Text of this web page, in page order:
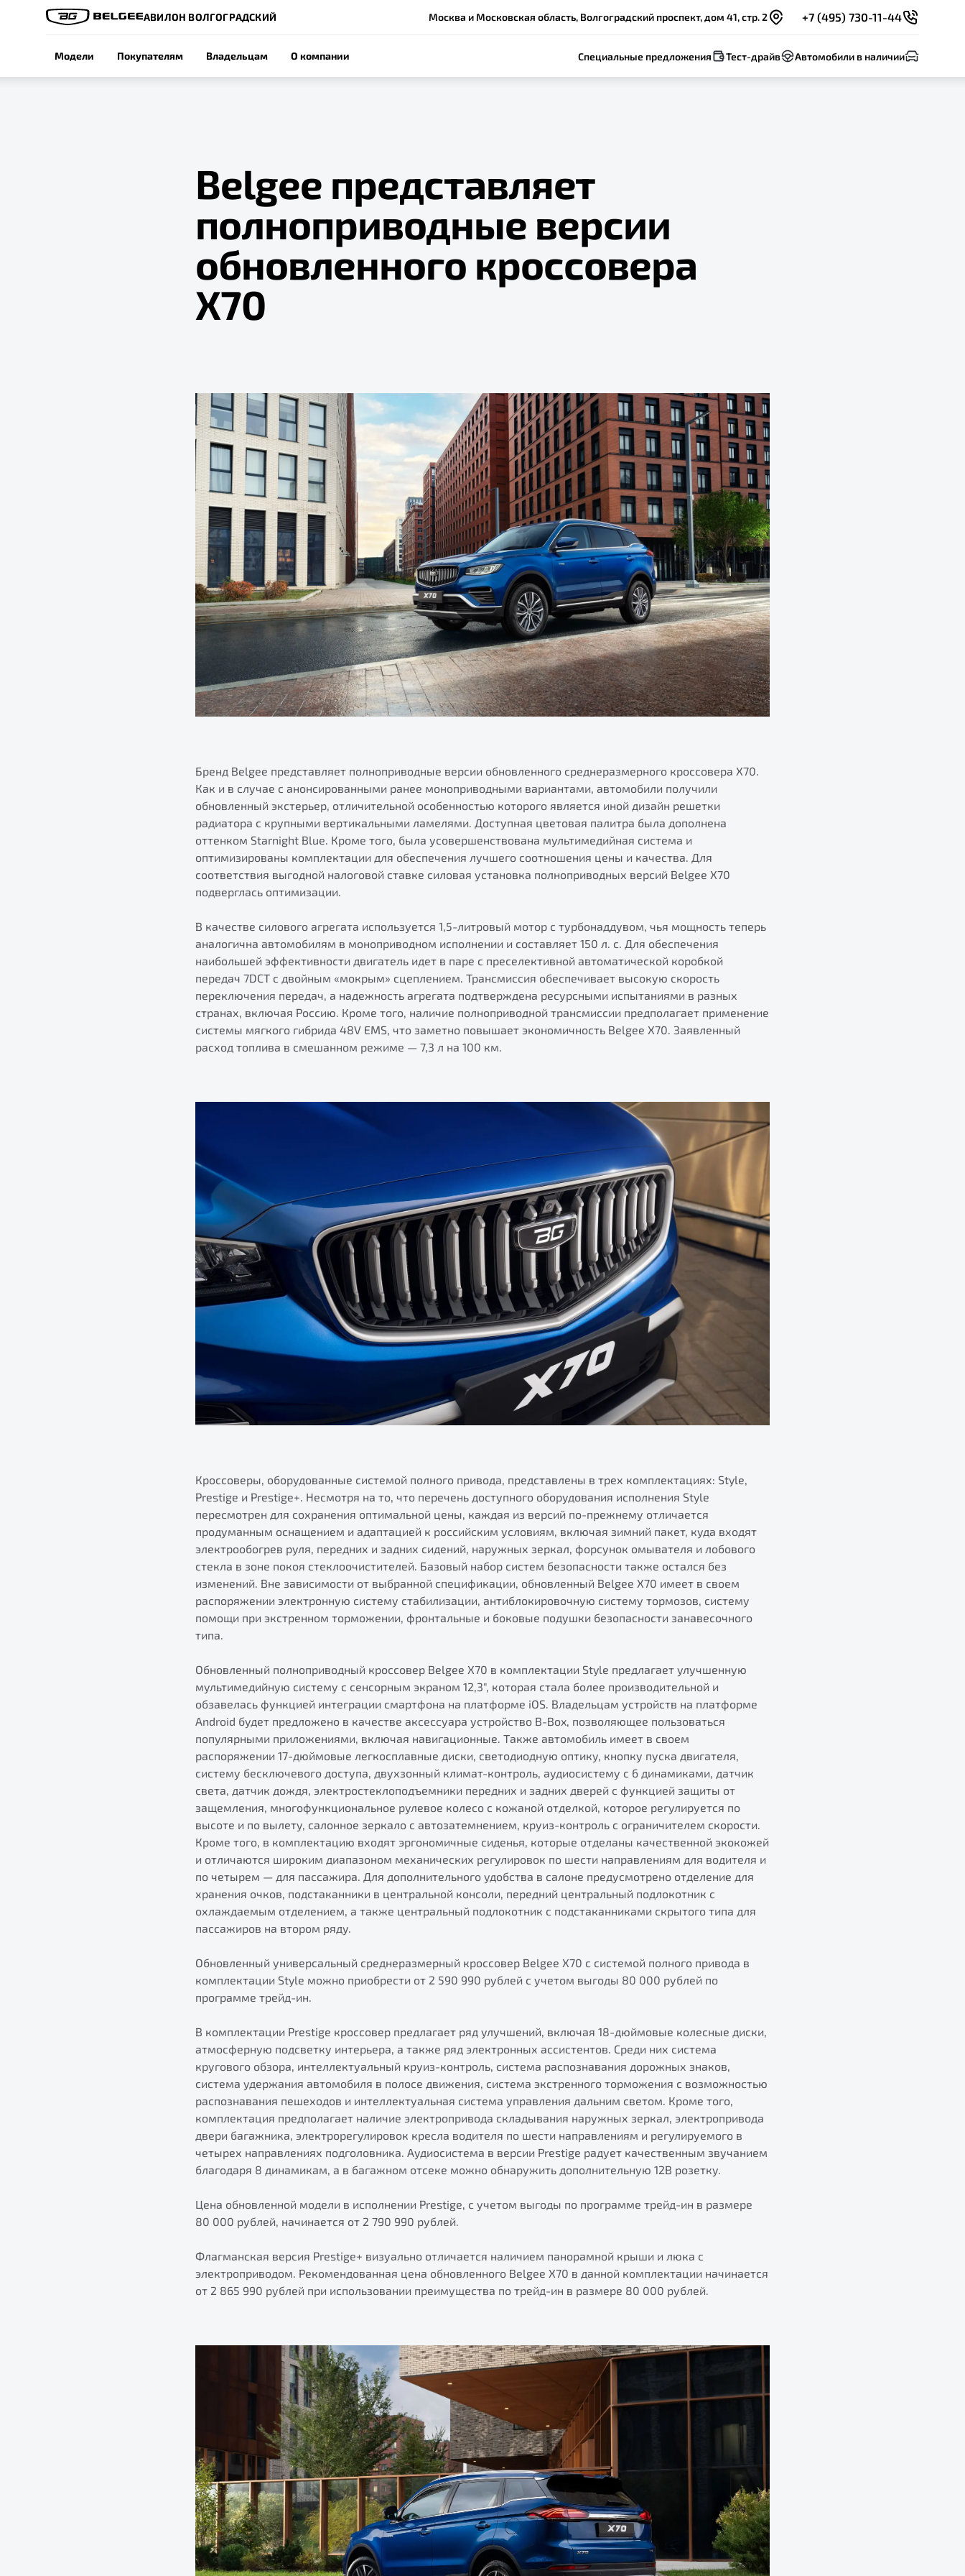
АВИЛОН ВОЛГОГРАДСКИЙ Москва и Московская область, Волгоградский проспект, дом 41, стр. 2 +7 (495) 730-11-44
Модели Покупателям Владельцам О компании Специальные предложения Тест-драйв Автомобили в наличии
Belgee представляет
полноприводные версии
обновленного кроссовера
X70
Бренд Belgee представляет полноприводные версии обновленного среднеразмерного кроссовера X70.
Как и в случае с анонсированными ранее моноприводными вариантами, автомобили получили
обновленный экстерьер, отличительной особенностью которого является иной дизайн решетки
радиатора с крупными вертикальными ламелями. Доступная цветовая палитра была дополнена
оттенком Starnight Blue. Кроме того, была усовершенствована мультимедийная система и
оптимизированы комплектации для обеспечения лучшего соотношения цены и качества. Для
соответствия выгодной налоговой ставке силовая установка полноприводных версий Belgee X70
подверглась оптимизации.
В качестве силового агрегата используется 1,5-литровый мотор с турбонаддувом, чья мощность теперь
аналогична автомобилям в моноприводном исполнении и составляет 150 л. с. Для обеспечения
наибольшей эффективности двигатель идет в паре с преселективной автоматической коробкой
передач 7DCT с двойным «мокрым» сцеплением. Трансмиссия обеспечивает высокую скорость
переключения передач, а надежность агрегата подтверждена ресурсными испытаниями в разных
странах, включая Россию. Кроме того, наличие полноприводной трансмиссии предполагает применение
системы мягкого гибрида 48V EMS, что заметно повышает экономичность Belgee X70. Заявленный
расход топлива в смешанном режиме — 7,3 л на 100 км.
Кроссоверы, оборудованные системой полного привода, представлены в трех комплектациях: Style,
Prestige и Prestige+. Несмотря на то, что перечень доступного оборудования исполнения Style
пересмотрен для сохранения оптимальной цены, каждая из версий по-прежнему отличается
продуманным оснащением и адаптацией к российским условиям, включая зимний пакет, куда входят
электрообогрев руля, передних и задних сидений, наружных зеркал, форсунок омывателя и лобового
стекла в зоне покоя стеклоочистителей. Базовый набор систем безопасности также остался без
изменений. Вне зависимости от выбранной спецификации, обновленный Belgee X70 имеет в своем
распоряжении электронную систему стабилизации, антиблокировочную систему тормозов, систему
помощи при экстренном торможении, фронтальные и боковые подушки безопасности занавесочного
типа.
Обновленный полноприводный кроссовер Belgee X70 в комплектации Style предлагает улучшенную
мультимедийную систему с сенсорным экраном 12,3", которая стала более производительной и
обзавелась функцией интеграции смартфона на платформе iOS. Владельцам устройств на платформе
Android будет предложено в качестве аксессуара устройство B-Box, позволяющее пользоваться
популярными приложениями, включая навигационные. Также автомобиль имеет в своем
распоряжении 17-дюймовые легкосплавные диски, светодиодную оптику, кнопку пуска двигателя,
систему бесключевого доступа, двухзонный климат-контроль, аудиосистему с 6 динамиками, датчик
света, датчик дождя, электростеклоподъемники передних и задних дверей с функцией защиты от
защемления, многофункциональное рулевое колесо с кожаной отделкой, которое регулируется по
высоте и по вылету, салонное зеркало с автозатемнением, круиз-контроль с ограничителем скорости.
Кроме того, в комплектацию входят эргономичные сиденья, которые отделаны качественной экокожей
и отличаются широким диапазоном механических регулировок по шести направлениям для водителя и
по четырем — для пассажира. Для дополнительного удобства в салоне предусмотрено отделение для
хранения очков, подстаканники в центральной консоли, передний центральный подлокотник с
охлаждаемым отделением, а также центральный подлокотник с подстаканниками скрытого типа для
пассажиров на втором ряду.
Обновленный универсальный среднеразмерный кроссовер Belgee X70 с системой полного привода в
комплектации Style можно приобрести от 2 590 990 рублей с учетом выгоды 80 000 рублей по
программе трейд-ин.
В комплектации Prestige кроссовер предлагает ряд улучшений, включая 18-дюймовые колесные диски,
атмосферную подсветку интерьера, а также ряд электронных ассистентов. Среди них система
кругового обзора, интеллектуальный круиз-контроль, система распознавания дорожных знаков,
система удержания автомобиля в полосе движения, система экстренного торможения с возможностью
распознавания пешеходов и интеллектуальная система управления дальним светом. Кроме того,
комплектация предполагает наличие электропривода складывания наружных зеркал, электропривода
двери багажника, электрорегулировок кресла водителя по шести направлениям и регулируемого в
четырех направлениях подголовника. Аудиосистема в версии Prestige радует качественным звучанием
благодаря 8 динамикам, а в багажном отсеке можно обнаружить дополнительную 12В розетку.
Цена обновленной модели в исполнении Prestige, с учетом выгоды по программе трейд-ин в размере
80 000 рублей, начинается от 2 790 990 рублей.
Флагманская версия Prestige+ визуально отличается наличием панорамной крыши и люка с
электроприводом. Рекомендованная цена обновленного Belgee X70 в данной комплектации начинается
от 2 865 990 рублей при использовании преимущества по трейд-ин в размере 80 000 рублей.